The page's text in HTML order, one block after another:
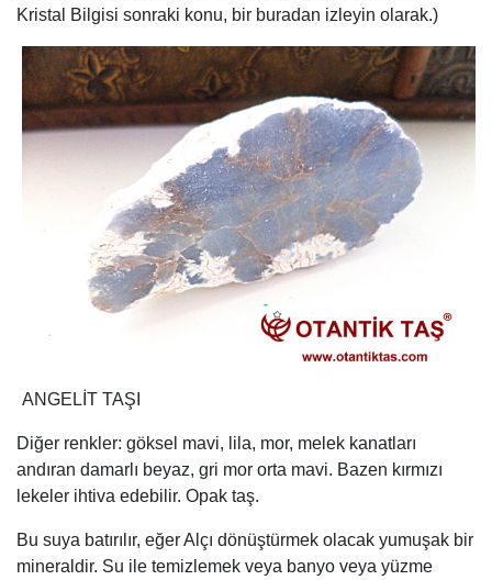
Kristal Bilgisi sonraki konu, bir buradan izleyin olarak.)
ANGELİT TAŞI
Diğer renkler: göksel mavi, lila, mor, melek kanatları
andıran damarlı beyaz, gri mor orta mavi. Bazen kırmızı
lekeler ihtiva edebilir. Opak taş.
Bu suya batırılır, eğer Alçı dönüştürmek olacak yumuşak bir
mineraldir. Su ile temizlemek veya banyo veya yüzme